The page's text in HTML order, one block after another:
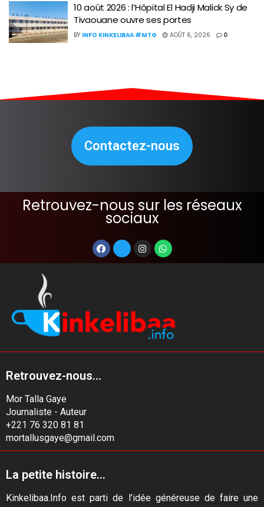
10 août 2026 : l’Hôpital El Hadji Malick Sy de
Tivaouane ouvre ses portes
BY INFO KINKELIBAA #MTG AOÛT 6, 2026 0
Contactez-nous
Retrouvez-nous sur les réseaux
sociaux
Retrouvez-nous...
Mor Talla Gaye
Journaliste - Auteur
+221 76 320 81 81
mortallusgaye@gmail.com
La petite histoire...
Kinkelibaa.Info est parti de l’idée généreuse de faire une